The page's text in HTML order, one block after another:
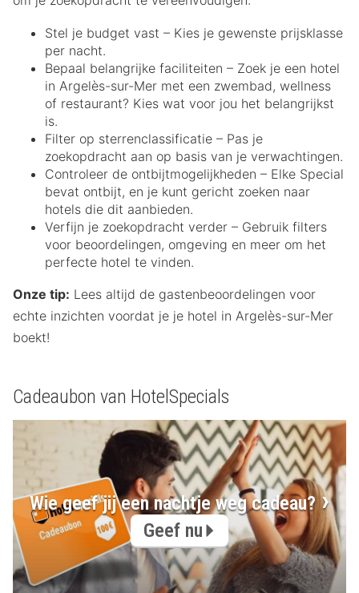
Stel je budget vast – Kies je gewenste prijsklasse
per nacht.
Bepaal belangrijke faciliteiten – Zoek je een hotel
in Argelès-sur-Mer met een zwembad, wellness
of restaurant? Kies wat voor jou het belangrijkst
is.
Filter op sterrenclassificatie – Pas je
zoekopdracht aan op basis van je verwachtingen.
Controleer de ontbijtmogelijkheden – Elke Special
bevat ontbijt, en je kunt gericht zoeken naar
hotels die dit aanbieden.
Verfijn je zoekopdracht verder – Gebruik filters
voor beoordelingen, omgeving en meer om het
perfecte hotel te vinden.
Onze tip: Lees altijd de gastenbeoordelingen voor
echte inzichten voordat je je hotel in Argelès-sur-Mer
boekt!
Cadeaubon van HotelSpecials
Wie geef jij een nachtje weg cadeau?
Geef nu